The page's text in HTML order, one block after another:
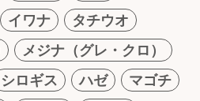
イワナ
タチウオ
メジナ（グレ・クロ）
シロギス ハゼ
マゴチ